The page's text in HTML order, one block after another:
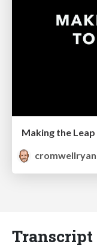
Making the
cromwellryan
Transcript